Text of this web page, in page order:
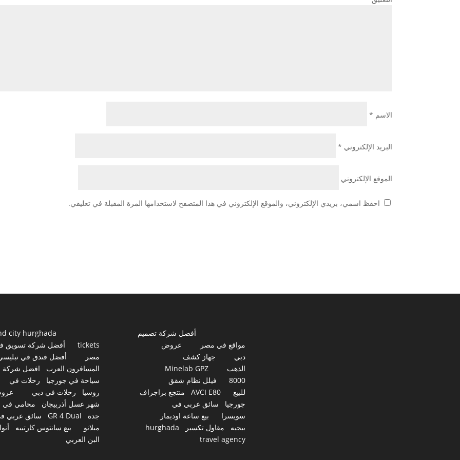
الاسم *
البريد الإلكتروني *
الموقع الإلكتروني
احفظ اسمي، بريدي الإلكتروني، والموقع الإلكتروني في هذا المتصفح لاستخدامها المرة المقبلة في تعليقي.
city hurghada
tickets
أفضل شركة تسويق
مصر
أفضل فندق في
المسافرون العرب
افضل شركة
سياحة في جورجيا
رحلات في
روسيا
رحلات في دبي
شهر عسل أذربيجان
محامي في
جدة
GR 4 Dual
سائق عربي
ميلانو
بيع سانتوس كارتييه
البن العربي
أفضل شركة تصميم
مواقع في مصر
عروض
دبي
جهاز كشف
الذهب
Minelab GPZ
8000
فيلل نظام شقق
للبيع
AVCI E80
منتجع براجراف
جورجيا
سائق عربي في
سويسرا
بيع ساعة اوديمار
بيجيه
مقاول تكسير
hurghada
travel agency